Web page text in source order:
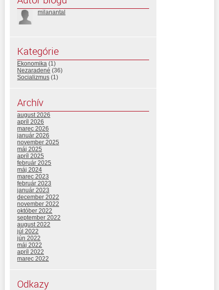
milanantal
Kategórie
Ekonomika (1)
Nezaradené (36)
Socializmus (1)
Archív
august 2026
apríl 2026
marec 2026
január 2026
november 2025
máj 2025
apríl 2025
február 2025
máj 2024
marec 2023
február 2023
január 2023
december 2022
november 2022
október 2022
september 2022
august 2022
júl 2022
jún 2022
máj 2022
apríl 2022
marec 2022
Odkazy